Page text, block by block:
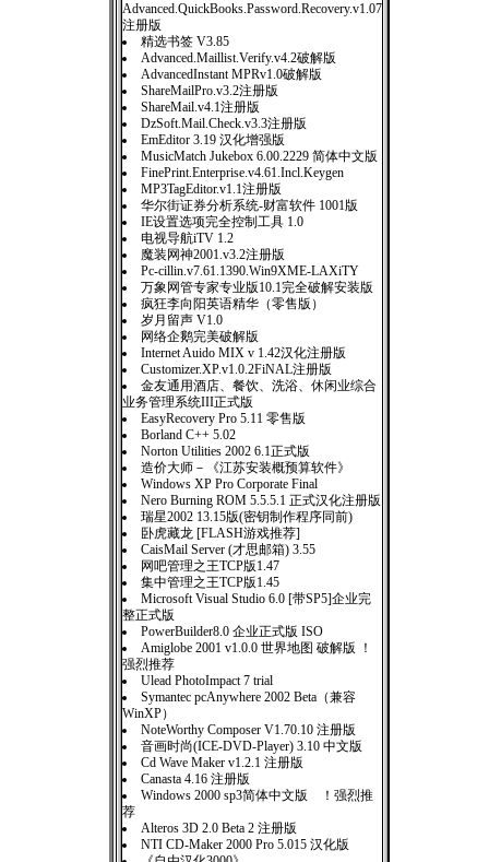
Advanced.QuickBooks.Password.Recovery.v1.07
注册版
精选书签 V3.85
Advanced.Maillist.Verify.v4.2破解版
AdvancedInstant MPRv1.0破解版
ShareMailPro.v3.2注册版
ShareMail.v4.1注册版
DzSoft.Mail.Check.v3.3注册版
EmEditor 3.19 汉化增强版
MusicMatch Jukebox 6.00.2229 简体中文版
FinePrint.Enterprise.v4.61.Incl.Keygen
MP3TagEditor.v1.1注册版
华尔街证券分析系统-财富软件 1001版
IE设置选项完全控制工具 1.0
电视导航iTV 1.2
魔装网神2001.v3.2注册版
Pc-cillin.v7.61.1390.Win9XME-LAXiTY
万象网管专家专业版10.1完全破解安装版
疯狂李向阳英语精华（零售版）
岁月留声 V1.0
网络企鹅完美破解版
Internet Auido MIX v 1.42汉化注册版
Customizer.XP.v1.0.2FiNAL注册版
金友通用酒店、餐饮、洗浴、休闲业综合
业务管理系统III正式版
EasyRecovery Pro 5.11 零售版
Borland C++ 5.02
Norton Utilities 2002 6.1正式版
造价大师－《江苏安装概预算软件》
Windows XP Pro Corporate Final
Nero Burning ROM 5.5.5.1 正式汉化注册版
瑞星2002 13.15版(密钥制作程序同前)
卧虎藏龙 [FLASH游戏推荐]
CaisMail Server (才思邮箱) 3.55
网吧管理之王TCP版1.47
集中管理之王TCP版1.45
Microsoft Visual Studio 6.0 [带SP5]企业完
整正式版
PowerBuilder8.0 企业正式版 ISO
Amiglobe 2001 v1.0.0 世界地图 破解版 ！
强烈推荐
Ulead PhotoImpact 7 trial
Symantec pcAnywhere 2002 Beta（兼容
WinXP）
NoteWorthy Composer V1.70.10 注册版
音画时尚(ICE-DVD-Player) 3.10 中文版
Cd Wave Maker v1.2.1 注册版
Canasta 4.16 注册版
Windows 2000 sp3简体中文版 ！强烈推
荐
Alteros 3D 2.0 Beta 2 注册版
NTI CD-Maker 2000 Pro 5.015 汉化版